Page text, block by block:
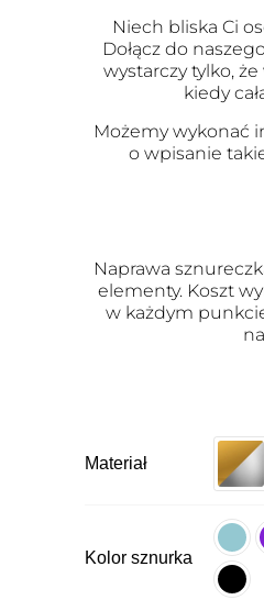
Niech bliska Ci
Dołącz do
wystarczy tylko,
kiedy
Możemy wykonać
o wpisanie
Naprawa
elementy. Koszt
w każdym
Materiał
Kolor sznurka